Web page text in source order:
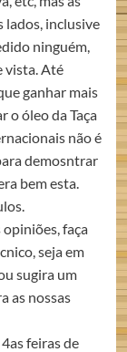
lados, inclusive
ninguém,
vista. Até
ganhar mais
o óleo da Taça
não é
demosntrar
bem esta.
opiniões, faça
seja em
sugira um
as nossas
feiras de